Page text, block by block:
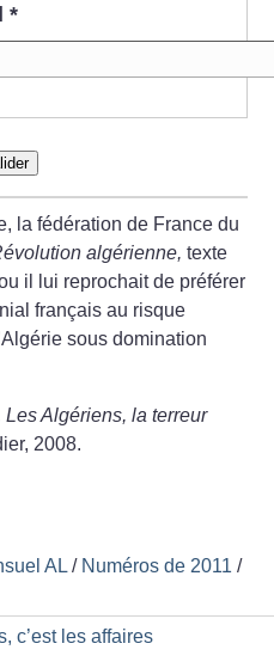
*
la fédération de France du
algérienne, texte
il lui reprochait de préférer
français au risque
sous domination
Les Algériens, la terreur
2008.
AL / Numéros de 2011 /
c’est les affaires